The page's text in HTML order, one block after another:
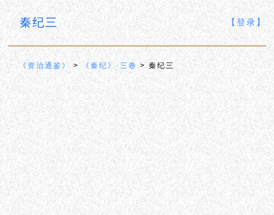
秦纪三 【登录】
《资治通鉴》 > 《秦纪》·三卷 > 秦纪三